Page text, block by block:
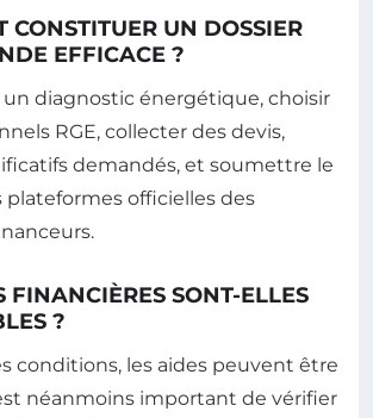
CONSTITUER UN DOSSIER
EFFICACE ?
un diagnostic énergétique, choisir
RGE, collecter des devis,
demandés, et soumettre le
plateformes officielles des
FINANCIÈRES SONT-ELLES
?
conditions, les aides peuvent être
néanmoins important de vérifier